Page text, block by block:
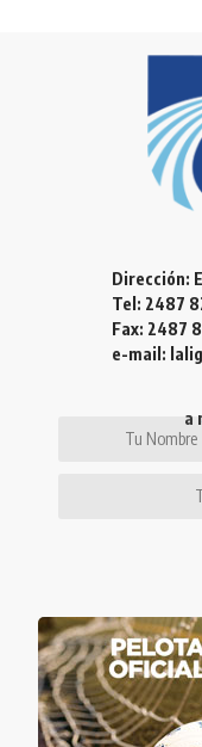
Dirección:
Tel: 2487
Fax: 2487
e-mail:
a